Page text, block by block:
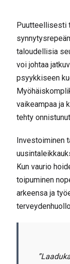
Puutteellisesti
taloudellisia
voi johtaa
psyykkiseen
vaikeampaa ja
tehty
Investoiminen
Kun vaurio
toipuminen
arkeensa ja